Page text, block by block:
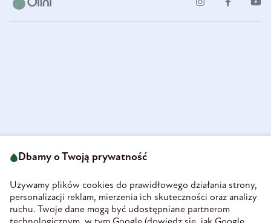
58-160 Świebodzice
REGON 890213034
INFORMACJE
Dbamy o Twoją prywatność
Używamy plików cookies do prawidłowego działania strony,
personalizacji reklam, mierzenia ich skuteczności oraz analizy
ruchu. Twoje dane mogą być udostępniane partnerom